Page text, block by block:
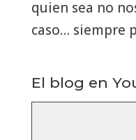
quien sea no
caso… siempre
El blog en